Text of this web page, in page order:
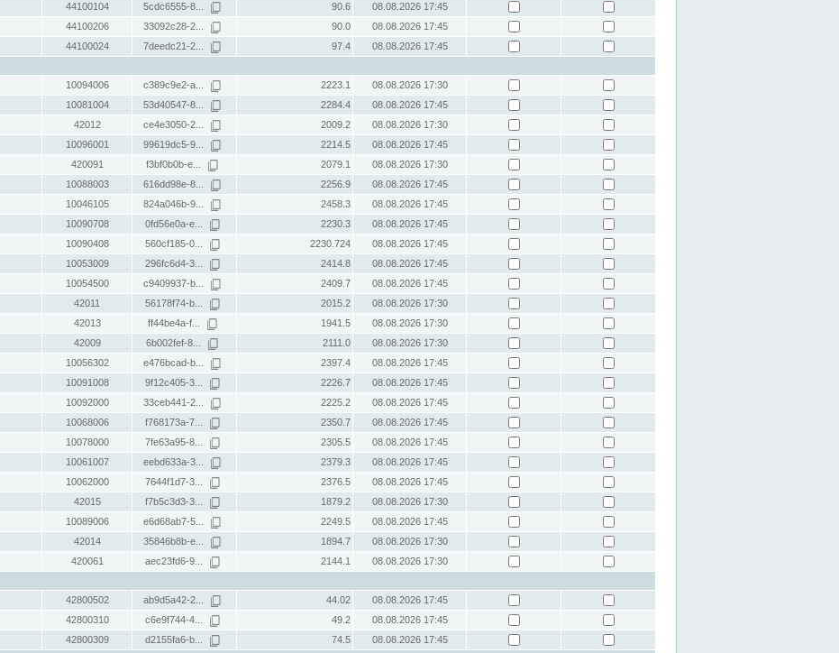
44100104 5cdc6555-8... 90.6
08.08.2026 17:45
44100206 33092c28-2... 90.0
08.08.2026 17:45
44100024 7deedc21-2... 97.4
08.08.2026 17:45
10094006 c389c9e2-a... 2223.1
08.08.2026 17:30
10081004 53d40547-8... 2284.4
08.08.2026 17:45
42012 ce4e3050-2... 2009.2
08.08.2026 17:30
10096001 99619dc5-9... 2214.5
08.08.2026 17:45
420091 f3bf0b0b-e... 2079.1
08.08.2026 17:30
10088003 616dd98e-8... 2256.9
08.08.2026 17:45
10046105 824a046b-9... 2458.3
08.08.2026 17:45
10090708 0fd56e0a-e... 2230.3
08.08.2026 17:45
10090408 560cf185-0... 2230.724
08.08.2026 17:45
10053009 296fc6d4-3... 2414.8
08.08.2026 17:45
10054500 c9409937-b... 2409.7
08.08.2026 17:45
42011 56178f74-b... 2015.2
08.08.2026 17:30
42013 ff44be4a-f... 1941.5
08.08.2026 17:30
42009 6b002fef-8... 2111.0
08.08.2026 17:30
10056302 e476bcad-b... 2397.4
08.08.2026 17:45
10091008 9f12c405-3... 2226.7
08.08.2026 17:45
10092000 33ceb441-2... 2225.2
08.08.2026 17:45
10068006 f768173a-7... 2350.7
08.08.2026 17:45
10078000 7fe63a95-8... 2305.5
08.08.2026 17:45
10061007 eebd633a-3... 2379.3
08.08.2026 17:45
10062000 7644f1d7-3... 2376.5
08.08.2026 17:45
42015 f7b5c3d3-3... 1879.2
08.08.2026 17:30
10089006 e6d68ab7-5... 2249.5
08.08.2026 17:45
42014 35846b8b-e... 1894.7
08.08.2026 17:30
420061 aec23fd6-9... 2144.1
08.08.2026 17:30
42800502 ab9d5a42-2... 44.02
08.08.2026 17:45
42800310 c6e9f744-4... 49.2
08.08.2026 17:45
42800309 d2155fa6-b... 74.5
08.08.2026 17:45